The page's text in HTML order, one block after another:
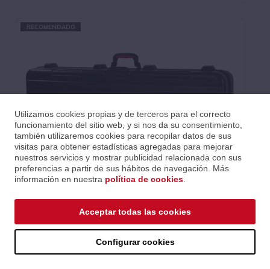
RECOMENDADO
ESTUCHE POLIETILENO PIANO 61 NOTAS "GATOR GTSA"
Ref.: HGAGTSAKEY61
Código EAN 0716408539508
Precios al iniciar sesión.
Utilizamos cookies propias y de terceros para el correcto
funcionamiento del sitio web, y si nos da su consentimiento,
también utilizaremos cookies para recopilar datos de sus
visitas para obtener estadísticas agregadas para mejorar
nuestros servicios y mostrar publicidad relacionada con sus
preferencias a partir de sus hábitos de navegación. Más
información en nuestra política de cookies
Configurar cookies
Acceptar todas las cookies